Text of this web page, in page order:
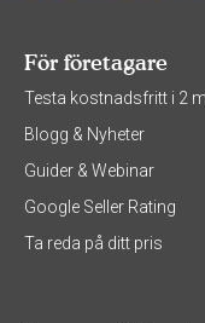
För företagare
Testa kostnadsfritt i 2
Blogg & Nyheter
Guider & Webinar
Google Seller Rating
Ta reda på ditt pris